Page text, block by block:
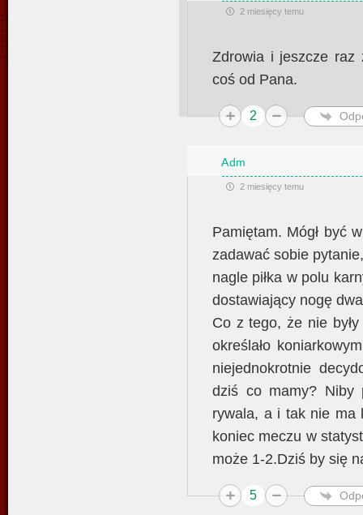
2 miesięcy temu
Zdrowia i jeszcze raz
coś od Pana.
2
Adm
2 miesięcy temu
Pamiętam. Mógł być
zadawać sobie
nagle piłka w polu
dostawiający nogę
Co z tego, że nie
określało
niejednokrotnie
dziś co mamy? Niby
rywala, a i tak nie ma
koniec meczu w
może 1-2.Dziś by się
5